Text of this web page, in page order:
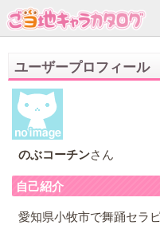
ユーザープロフィール
のぶコーチンさん
自己紹介
愛知県小牧市で舞踊セラ